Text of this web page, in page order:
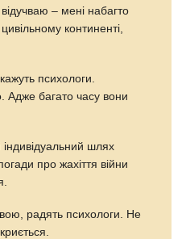
– мені набагто
континенті,
психологи.
Адже багато часу вони
шлях
про жахіття війни
радять психологи. Не